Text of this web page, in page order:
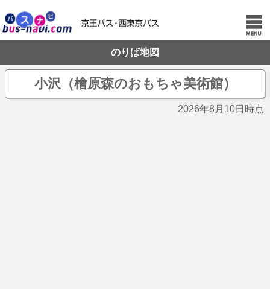
のりば地図
小沢（檜原森のおもちゃ美術館）
2026年8月10日時点